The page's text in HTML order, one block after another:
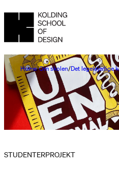
Home Om skolen Det legeløjerlige
STUDENTERPROJEKT